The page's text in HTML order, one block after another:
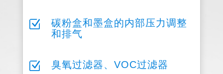
Z
碳粉盒和墨盒的内部压力调整
和排气
Z 臭氧过滤器、VOC过滤器